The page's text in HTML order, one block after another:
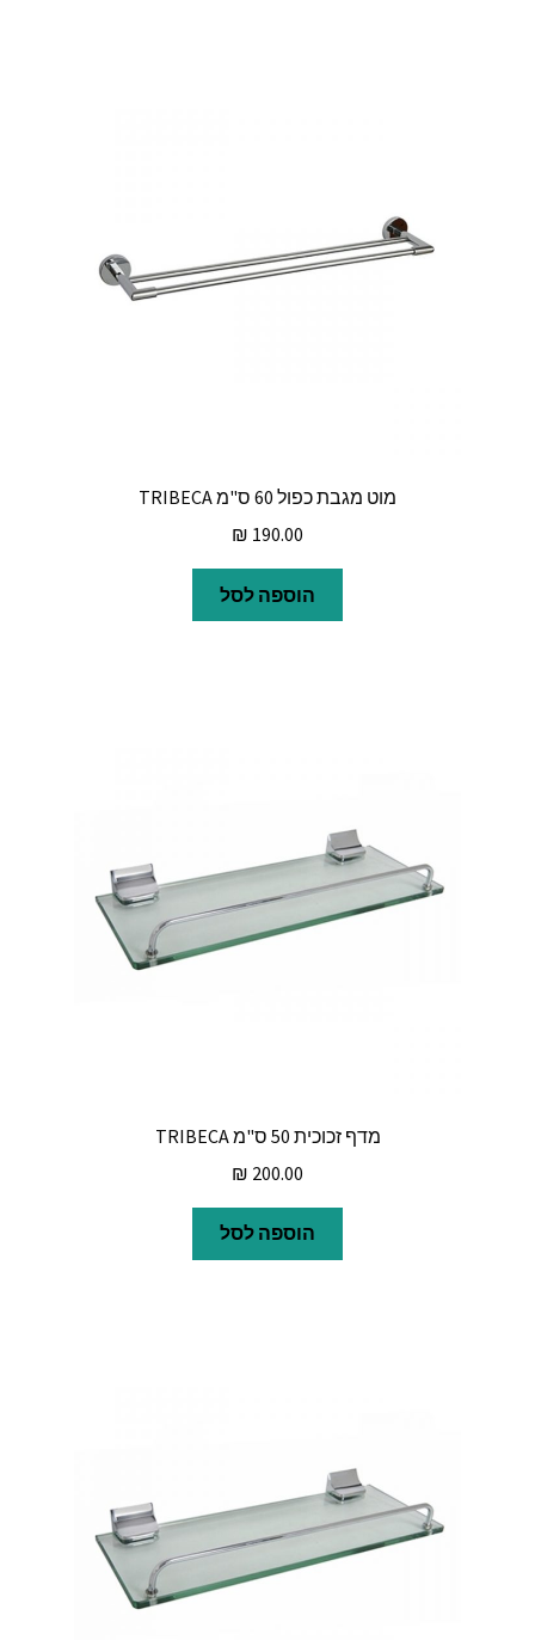
מוט מגבת כפול 60 ס"מ TRIBECA
₪ 190.00
הוספה לסל
מדף זכוכית 50 ס"מ TRIBECA
₪ 200.00
הוספה לסל